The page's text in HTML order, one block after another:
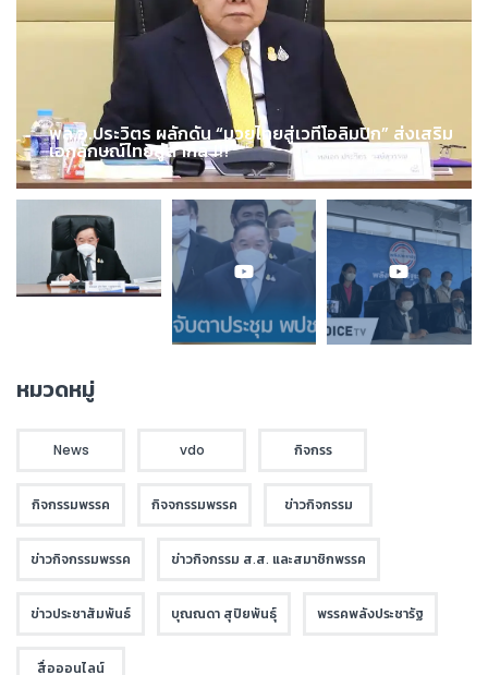
พล.อ.ประวิตร ผลักดัน “มวยไทยสู่เวทีโอลิมปิก” ส่งเสริม
เอกลักษณ์ไทยสู่สากล !!!
หมวดหมู่
News vdo กิจกรร
กิจกรรมพรรค กิจจกรรมพรรค ข่าวกิจกรรม
ข่าวกิจกรรมพรรค ข่าวกิจกรรม ส.ส. และสมาชิกพรรค
ข่าวประชาสัมพันธ์ บุณณดา สุปิยพันธุ์ พรรคพลังประชารัฐ
สื่อออนไลน์